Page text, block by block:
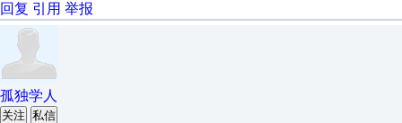
回复 引用 举报
孤独学人
关注 私信